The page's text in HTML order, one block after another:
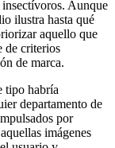
Aunque
ilustra hasta qué
aquello que
de criterios
de marca.
tipo habría
departamento de
por
imágenes